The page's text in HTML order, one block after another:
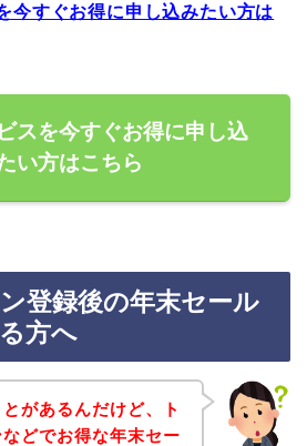
今すぐお得に申し込みたい方は
スを今すぐお得に申し込
い方はこちら
登録後の年末セール
方へ
があるんだけど、ト
どでお得な年末セー